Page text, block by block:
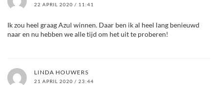
22 APRIL 2020 / 11:41
Ik zou heel graag Azul winnen. Daar ben ik al heel lang benieuwd
naar en nu hebben we alle tijd om het uit te proberen!
LINDA HOUWERS
21 APRIL 2020 / 23:44